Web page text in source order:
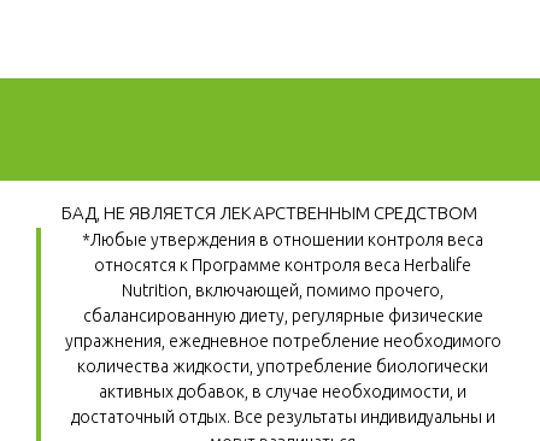
БАД, НЕ ЯВЛЯЕТСЯ ЛЕКАРСТВЕННЫМ СРЕДСТВОМ
*Любые утверждения в отношении контроля веса
относятся к Программе контроля веса Herbalife
Nutrition, включающей, помимо прочего,
сбалансированную диету, регулярные физические
упражнения, ежедневное потребление необходимого
количества жидкости, употребление биологически
активных добавок, в случае необходимости, и
достаточный отдых. Все результаты индивидуальны и